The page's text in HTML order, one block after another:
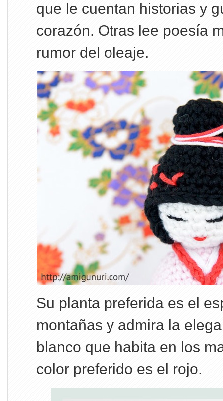
que le cuentan historias y
corazón. Otras lee poesía
rumor del oleaje.
Su planta preferida es el
montañas y admira la
blanco que habita en los
color preferido es el rojo.